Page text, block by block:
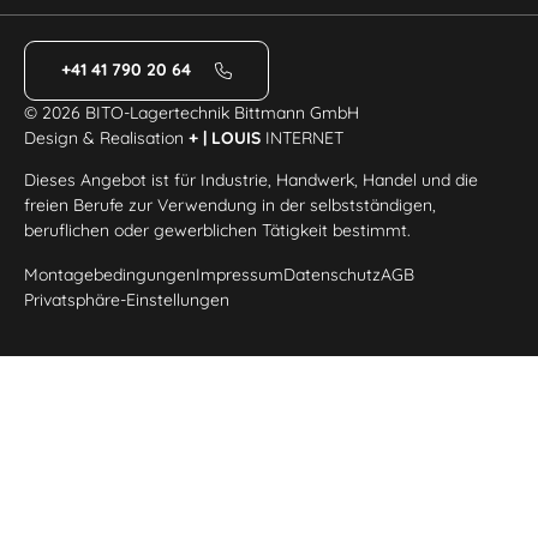
+41 41 790 20 64
© 2026 BITO-Lagertechnik Bittmann GmbH
Design & Realisation+ | LOUIS INTERNET
Dieses Angebot ist für Industrie, Handwerk, Handel und die
freien Berufe zur Verwendung in der selbstständigen,
beruflichen oder gewerblichen Tätigkeit bestimmt.
MontagebedingungenImpressumDatenschutzAGB
Privatsphäre-Einstellungen